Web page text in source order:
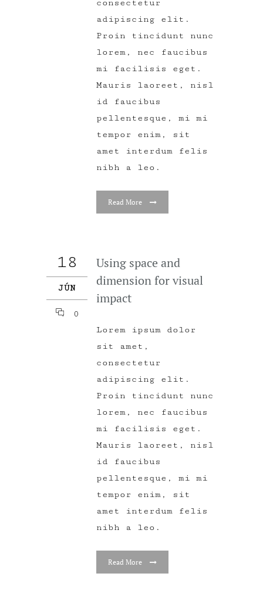
consectetur
adipiscing elit.
Proin tincidunt nunc
lorem, nec faucibus
mi facilisis eget.
Mauris laoreet, nisl
id faucibus
pellentesque, mi mi
tempor enim, sit
amet interdum felis
nibh a leo.
Read More
18
JÚN
0
Using space and
dimension for visual
impact
Lorem ipsum dolor
sit amet,
consectetur
adipiscing elit.
Proin tincidunt nunc
lorem, nec faucibus
mi facilisis eget.
Mauris laoreet, nisl
id faucibus
pellentesque, mi mi
tempor enim, sit
amet interdum felis
nibh a leo.
Read More